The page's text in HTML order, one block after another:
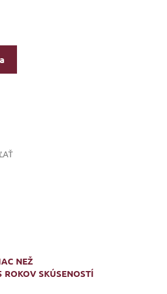
NEŽ
ROKOV SKÚSENOSTÍ